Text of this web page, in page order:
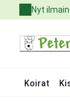
to
Nyt
Koirat